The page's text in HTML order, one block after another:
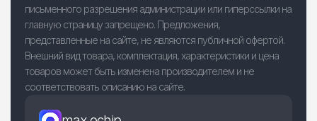
письменного разрешения администрации или гиперссылки на
главную страницу запрещено. Предложения,
представленные на сайте, не являются публичной офертой.
Внешний вид товара, комплектация, характеристики и цена
товаров может быть изменена производителем и не
соответствовать описанию на сайте.